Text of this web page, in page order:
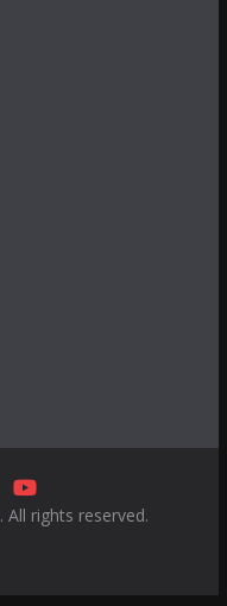
. All rights reserved.